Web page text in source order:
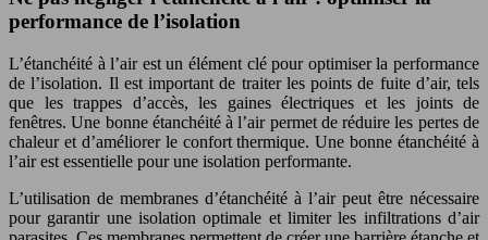
performance de l’isolation
L’étanchéité à l’air est un élément clé pour optimiser la performance
de l’isolation. Il est important de traiter les points de fuite d’air, tels
que les trappes d’accès, les gaines électriques et les joints de
fenêtres. Une bonne étanchéité à l’air permet de réduire les pertes de
chaleur et d’améliorer le confort thermique. Une bonne étanchéité à
l’air est essentielle pour une isolation performante.
L’utilisation de membranes d’étanchéité à l’air peut être nécessaire
pour garantir une isolation optimale et limiter les infiltrations d’air